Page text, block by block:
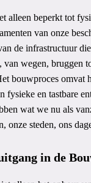
alleen beperkt tot
van onze
de infrastructuur
van wegen, bruggen
bouwproces omvat
fysieke en tastbare
wat we nu als
onze steden, ons
in de